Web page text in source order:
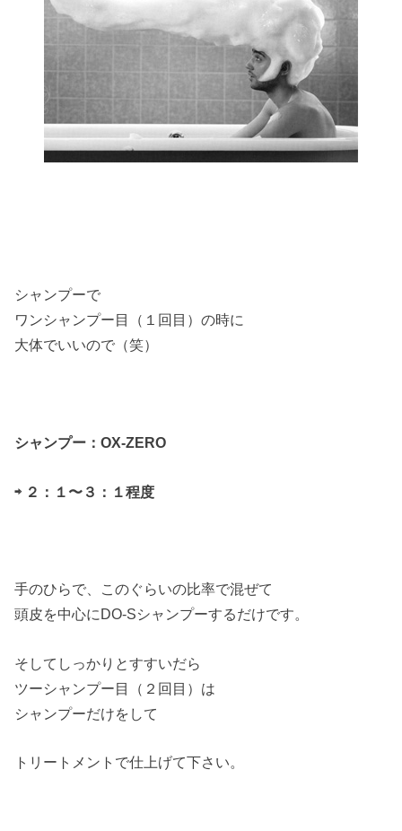
シャンプーで
ワンシャンプー目（１回目）の時に
大体でいいので（笑）
シャンプー：OX-ZERO
⇨ ２：１〜３：１程度
手のひらで、このぐらいの比率で混ぜて
頭皮を中心にDO-Sシャンプーするだけです。
そしてしっかりとすすいだら
ツーシャンプー目（２回目）は
シャンプーだけをして
トリートメントで仕上げて下さい。